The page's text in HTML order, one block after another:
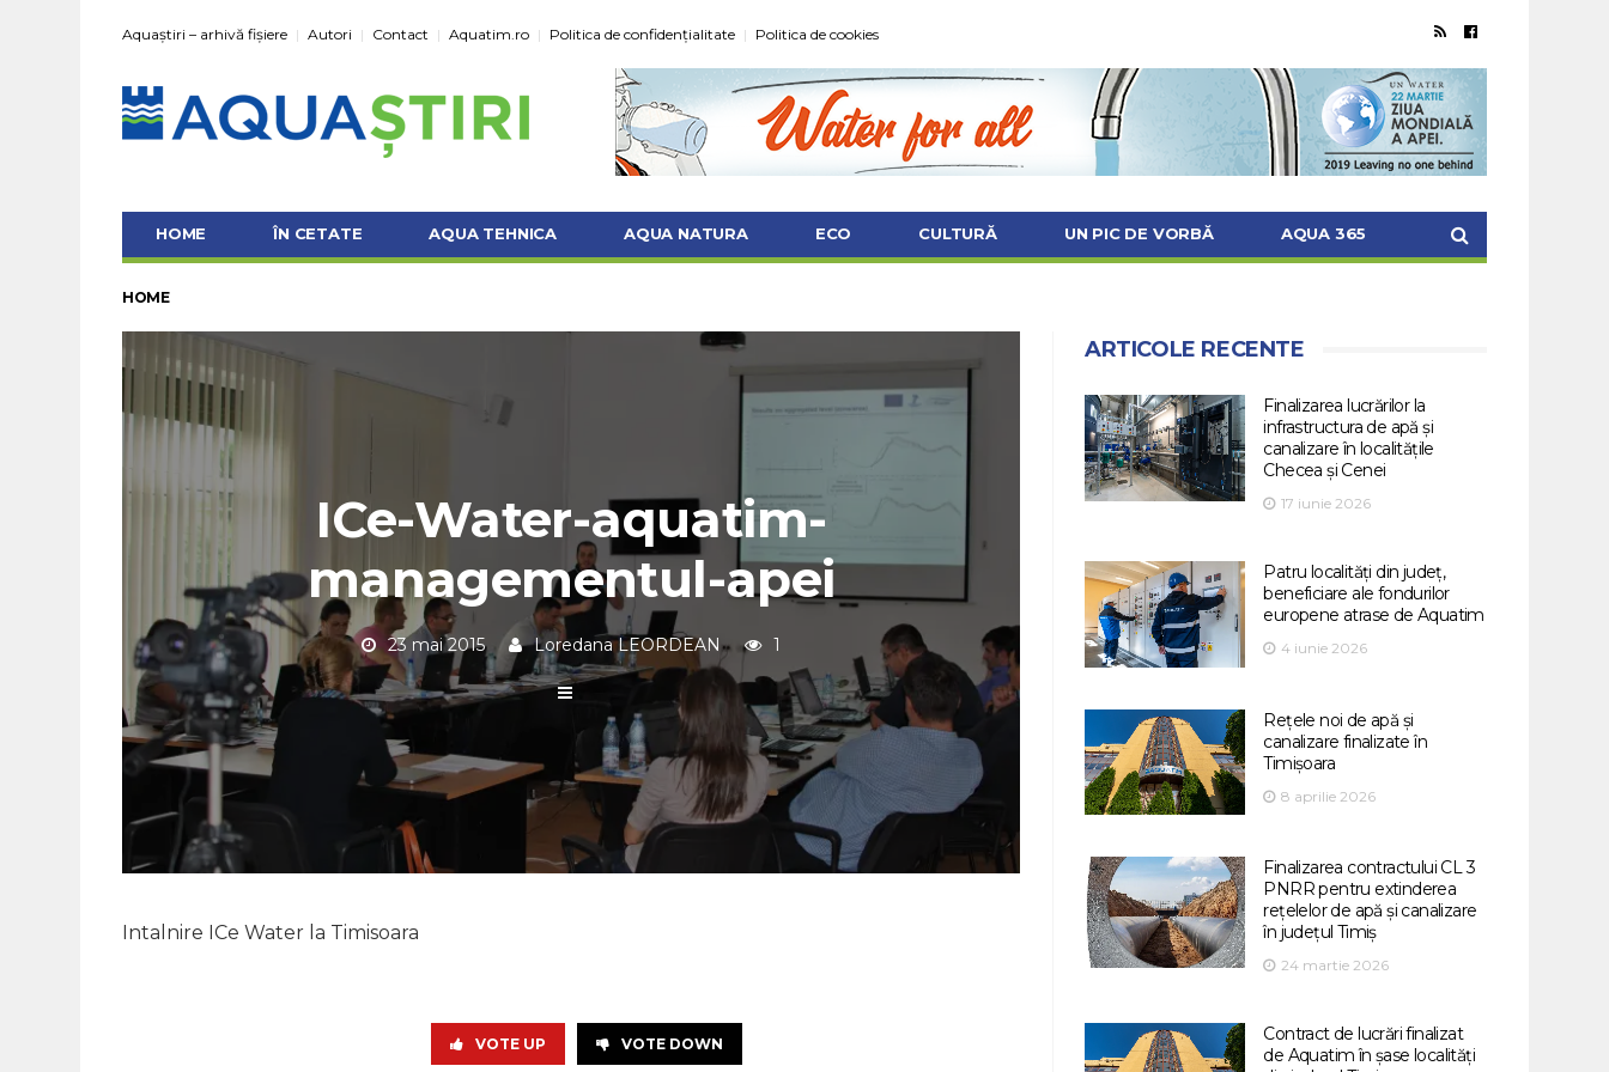
Aquaștiri – arhivă fișiere Autori Contact Aquatim.ro Politica de confidențialitate Politica de cookies
HOME ÎN CETATE AQUA TEHNICA AQUA NATURA ECO CULTURĂ UN PIC DE VORBĂ AQUA 365
HOME
ICe-Water-aquatim-
managementul-apei
23 mai 2015 Loredana LEORDEAN 1
Intalnire ICe Water la Timisoara
VOTE UP VOTE DOWN
ARTICOLE RECENTE
Finalizarea lucrărilor la
infrastructura de apă și
canalizare în localitățile
Checea și Cenei
17 iunie 2026
Patru localități din județ,
beneficiare ale fondurilor
europene atrase de Aquatim
4 iunie 2026
Rețele noi de apă și
canalizare finalizate în
Timișoara
8 aprilie 2026
Finalizarea contractului CL 3
PNRR pentru extinderea
rețelelor de apă și canalizare
în județul Timiș
24 martie 2026
Contract de lucrări finalizat
de Aquatim în șase localități